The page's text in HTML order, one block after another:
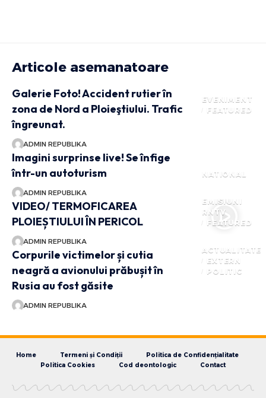
Articole asemanatoare
EVENIMENT
FEATURED
Galerie Foto! Accident rutier în
zona de Nord a Ploieştiului. Trafic
îngreunat.
ADMIN REPUBLIKA
NATIONAL
Imagini surprinse live! Se înfige
într-un autoturism
ADMIN REPUBLIKA
EMISIUNI
RNTV
FEATURED
VIDEO/ TERMOFICAREA
PLOIEȘTIULUI ÎN PERICOL
ADMIN REPUBLIKA
ACTUALITATE
EXTERN
POLITIC
Corpurile victimelor și cutia
neagră a avionului prăbușit în
Rusia au fost găsite
ADMIN REPUBLIKA
Home Termeni și Condiții
Politica de Confidențialitate
Politica Cookies
Cod deontologic Contact